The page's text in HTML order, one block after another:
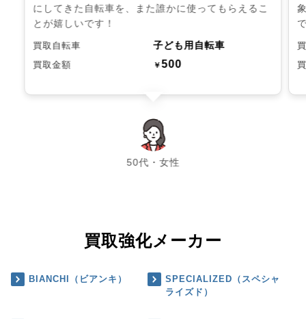
にしてきた自転車を、また誰かに使ってもらえるこ
とが嬉しいです！
買取自転車 子ども用自転車
買取金額 ￥500
50代・女性
chevron_left chevron_right
買取強化メーカー
BIANCHI（ビアンキ）
SPECIALIZED（スペシャ
ライズド）